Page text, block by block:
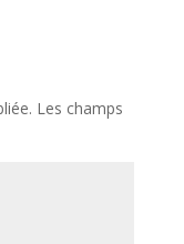
Les champs